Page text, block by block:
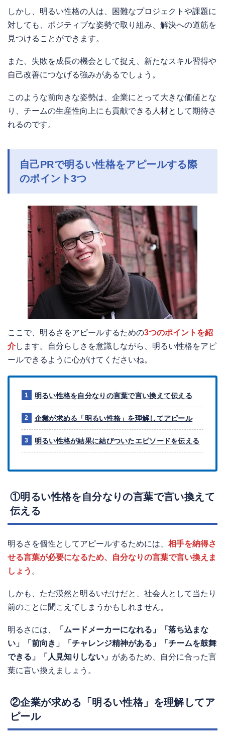
しかし、明るい性格の人は、困難なプロジェクトや課題に
対しても、ポジティブな姿勢で取り組み、解決への道筋を
見つけることができます。
また、失敗を成長の機会として捉え、新たなスキル習得や
自己改善につなげる強みがあるでしょう。
このような前向きな姿勢は、企業にとって大きな価値とな
り、チームの生産性向上にも貢献できる人材として期待さ
れるのです。
自己PRで明るい性格をアピールする際
のポイント3つ
ここで、明るさをアピールするための3つのポイントを紹
介します。自分らしさを意識しながら、明るい性格をアピ
ールできるように心がけてくださいね。
明るい性格を自分なりの言葉で言い換えて伝える
企業が求める「明るい性格」を理解してアピール
明るい性格が結果に結びついたエピソードを伝える
①明るい性格を自分なりの言葉で言い換えて
伝える
明るさを個性としてアピールするためには、 相手を納得さ
せる言葉が必要になるため、自分なりの言葉で言い換えま
しょう 。
しかも、ただ漠然と明るいだけだと、社会人として当たり
前のことに聞こえてしまうかもしれません。
明るさには、
「ムードメーカーになれる」「落ち込まな
い」「前向き」「チャレンジ精神がある」「チームを鼓舞
できる」「人見知りしない」 があるため、自分に合った言
葉に言い換えましょう。
②企業が求める「明るい性格」を理解してア
ピール